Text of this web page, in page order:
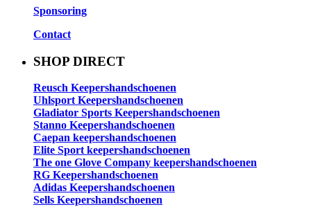
Sponsoring
Contact
SHOP DIRECT
Reusch Keepershandschoenen
Uhlsport Keepershandschoenen
Gladiator Sports Keepershandschoenen
Stanno Keepershandschoenen
Caepan keepershandschoenen
Elite Sport keepershandschoenen
The one Glove Company keepershandschoenen
RG Keepershandschoenen
Adidas Keepershandschoenen
Sells Keepershandschoenen